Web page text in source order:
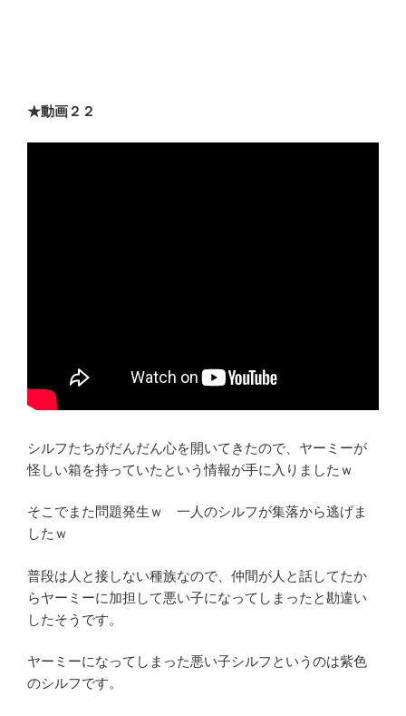
★動画２２
シルフたちがだんだん心を開いてきたので、ヤーミーが
怪しい箱を持っていたという情報が手に入りましたｗ
そこでまた問題発生ｗ 一人のシルフが集落から逃げま
したｗ
普段は人と接しない種族なので、仲間が人と話してたか
らヤーミーに加担して悪い子になってしまったと勘違い
したそうです。
ヤーミーになってしまった悪い子シルフというのは紫色
のシルフです。